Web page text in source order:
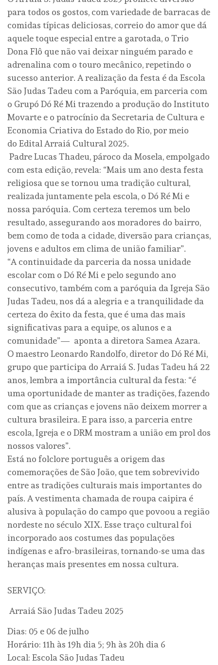
para todos os gostos, com variedade de barracas de
comidas típicas deliciosas, correio do amor que dá
aquele toque especial entre a garotada, o Trio
Dona Flô que não vai deixar ninguém parado e
adrenalina com o touro mecânico, repetindo o
sucesso anterior. A realização da festa é da Escola
São Judas Tadeu com a Paróquia, em parceria com
o Grupó Dó Ré Mi trazendo a produção do Instituto
Movarte e o patrocínio da Secretaria de Cultura e
Economia Criativa do Estado do Rio, por meio
do Edital Arraiá Cultural 2025.
Padre Lucas Thadeu, pároco da Mosela, empolgado
com esta edição, revela: “Mais um ano desta festa
religiosa que se tornou uma tradição cultural,
realizada juntamente pela escola, o Dó Ré Mi e
nossa paróquia. Com certeza teremos um belo
resultado, assegurando aos moradores do bairro,
bem como de toda a cidade, diversão para crianças,
jovens e adultos em clima de união familiar”.
“A continuidade da parceria da nossa unidade
escolar com o Dó Ré Mi e pelo segundo ano
consecutivo, também com a paróquia da Igreja São
Judas Tadeu, nos dá a alegria e a tranquilidade da
certeza do êxito da festa, que é uma das mais
significativas para a equipe, os alunos e a
comunidade”— aponta a diretora Samea Azara.
O maestro Leonardo Randolfo, diretor do Dó Ré Mi,
grupo que participa do Arraiá S. Judas Tadeu há 22
anos, lembra a importância cultural da festa: “é
uma oportunidade de manter as tradições, fazendo
com que as crianças e jovens não deixem morrer a
cultura brasileira. E para isso, a parceria entre
escola, Igreja e o DRM mostram a união em prol dos
nossos valores”.
Está no folclore português a origem das
comemorações de São João, que tem sobrevivido
entre as tradições culturais mais importantes do
país. A vestimenta chamada de roupa caipira é
alusiva à população do campo que povoou a região
nordeste no século XIX. Esse traço cultural foi
incorporado aos costumes das populações
indígenas e afro-brasileiras, tornando-se uma das
heranças mais presentes em nossa cultura.
SERVIÇO:
Arraiá São Judas Tadeu 2025
Dias: 05 e 06 de julho
Horário: 11h às 19h dia 5; 9h às 20h dia 6
Local: Escola São Judas Tadeu